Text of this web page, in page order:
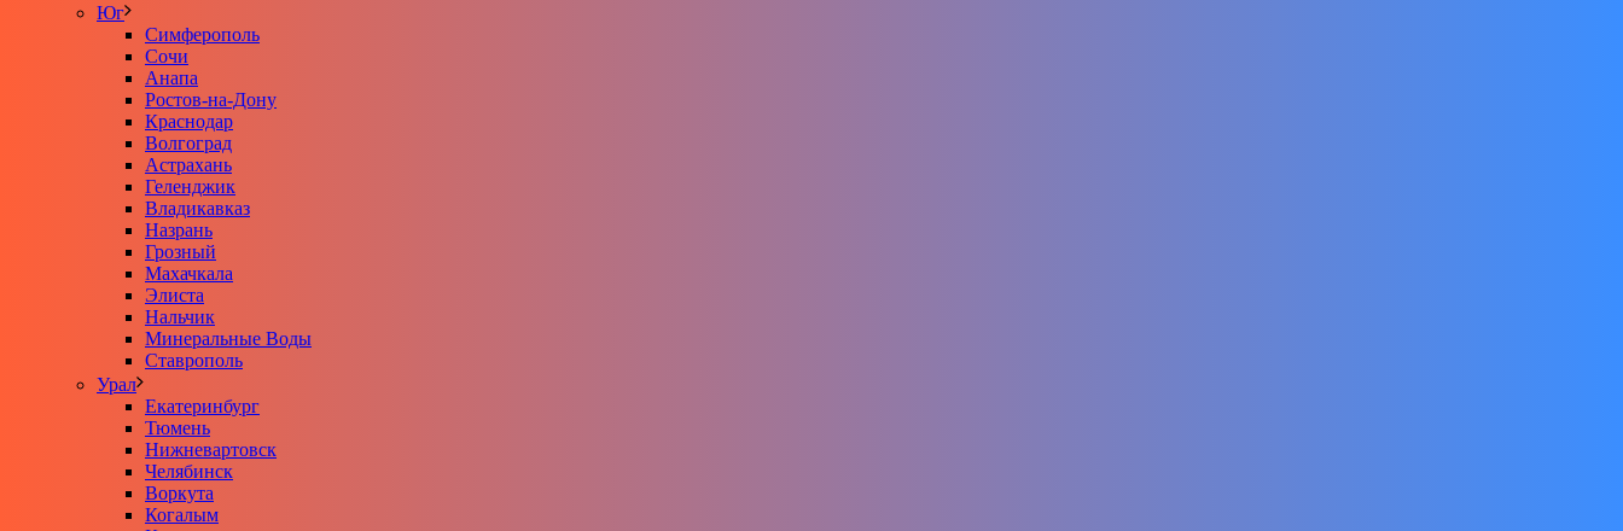
Юг
Симферополь
Сочи
Анапа
Ростов-на-Дону
Краснодар
Волгоград
Астрахань
Геленджик
Владикавказ
Назрань
Грозный
Махачкала
Элиста
Нальчик
Минеральные Воды
Ставрополь
Урал
Екатеринбург
Тюмень
Нижневартовск
Челябинск
Воркута
Когалым